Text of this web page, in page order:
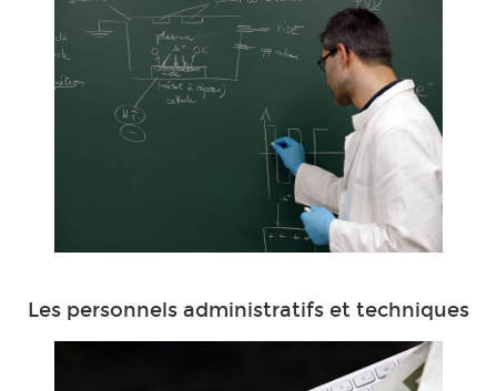
Les personnels administratifs et techniques